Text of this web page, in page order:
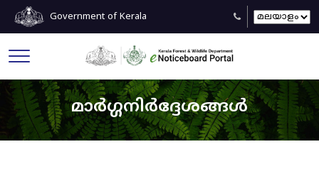
Government of Kerala
മാർഗ്ഗനിർദ്ദേശങ്ങൾ